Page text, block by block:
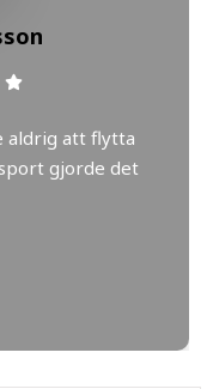
aldrig att flytta
gjorde det